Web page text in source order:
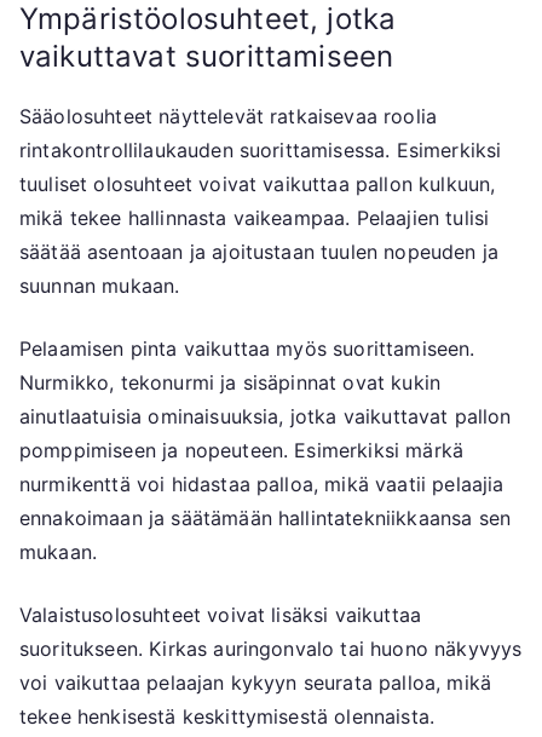
Ympäristöolosuhteet, jotka
vaikuttavat suorittamiseen
Sääolosuhteet näyttelevät ratkaisevaa roolia
rintakontrollilaukauden suorittamisessa. Esimerkiksi
tuuliset olosuhteet voivat vaikuttaa pallon kulkuun,
mikä tekee hallinnasta vaikeampaa. Pelaajien tulisi
säätää asentoaan ja ajoitustaan tuulen nopeuden ja
suunnan mukaan.
Pelaamisen pinta vaikuttaa myös suorittamiseen.
Nurmikko, tekonurmi ja sisäpinnat ovat kukin
ainutlaatuisia ominaisuuksia, jotka vaikuttavat pallon
pomppimiseen ja nopeuteen. Esimerkiksi märkä
nurmikenttä voi hidastaa palloa, mikä vaatii pelaajia
ennakoimaan ja säätämään hallintatekniikkaansa sen
mukaan.
Valaistusolosuhteet voivat lisäksi vaikuttaa
suoritukseen. Kirkas auringonvalo tai huono näkyvyys
voi vaikuttaa pelaajan kykyyn seurata palloa, mikä
tekee henkisestä keskittymisestä olennaista.